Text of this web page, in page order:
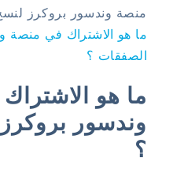
منصة وندسور بروكرز
ما هو الاشتراك في منصة
الصفقات ؟
ما هو
وندسور
؟